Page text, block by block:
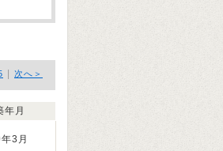
次へ＞
年月
3月